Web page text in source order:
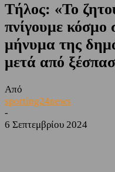
Τήλος: «Το
πνίγουμε κόσμο
μήνυμα της
μετά από
Από
sporting24news
-
6 Σεπτεμβρίου 2024